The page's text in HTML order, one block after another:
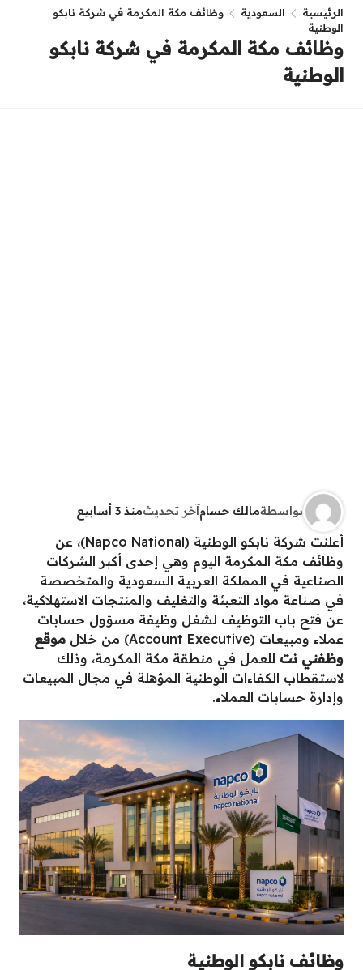
الرئيسية السعودية
وظائف مكة المكرمة في شركة نابكو
الوطنية
وظائف مكة المكرمة في شركة نابكو
الوطنية
بواسطةمالك حسامآخر تحديثمنذ 3 أسابيع
أعلنت شركة نابكو الوطنية (Napco National)، عن
وظائف مكة المكرمة اليوم وهي إحدى أكبر الشركات
الصناعية في المملكة العربية السعودية والمتخصصة
في صناعة مواد التعبئة والتغليف والمنتجات الاستهلاكية،
عن فتح باب التوظيف لشغل وظيفة مسؤول حسابات
عملاء ومبيعات (Account Executive) من خلال
موقع
وظفني نت للعمل في منطقة مكة المكرمة، وذلك
لاستقطاب الكفاءات الوطنية المؤهلة في مجال المبيعات
وإدارة حسابات العملاء.
وظائف نابكو الوطنية